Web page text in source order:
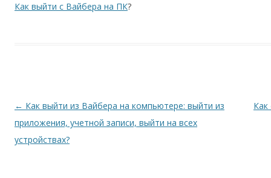
Как выйти с Вайбера на ПК?
Навигация по записям
← Как выйти из Вайбера на компьютере: выйти из
приложения, учетной записи, выйти на всех
устройствах?
Как